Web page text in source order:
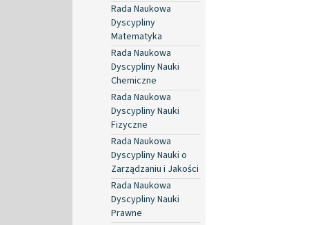
Rada Naukowa
Dyscypliny
Matematyka
Rada Naukowa
Dyscypliny Nauki
Chemiczne
Rada Naukowa
Dyscypliny Nauki
Fizyczne
Rada Naukowa
Dyscypliny Nauki o
Zarządzaniu i Jakości
Rada Naukowa
Dyscypliny Nauki
Prawne